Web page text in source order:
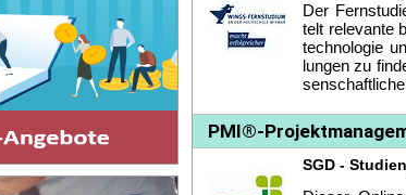
Der
telt re­le­van­te
tech­no­lo­gie
lun­gen zu
PMI®-
SGD -